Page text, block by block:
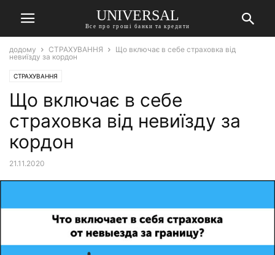
UNIVERSAL
Все про гроші банки та кредити
додому СТРАХУВАННЯ
Що включає в себе страховка від
невиїзду за кордон
СТРАХУВАННЯ
Що включає в себе
страховка від невиїзду за
кордон
21.11.2020